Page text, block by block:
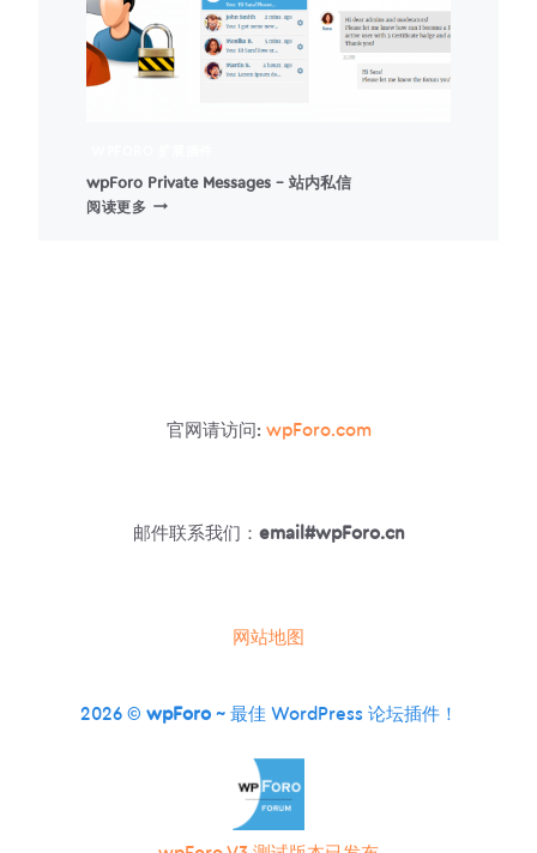
wpForo Private Messages – 站内私信
阅读更多 WPFORO
官网请访问: wpForo.com
邮件联系我们： email#wpForo.cn
网站地图
2026 © wpForo~ 最佳 WordPress 论坛插件！